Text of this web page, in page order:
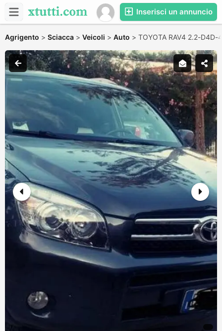
Inserisci un annuncio
Agrigento > Sciacca > Veicoli > Auto > TOYOTA RAV4 2.2-